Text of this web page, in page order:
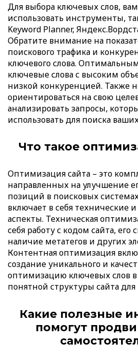
Для выбора ключевых слов,
использовать инструменты,
Keyword Planner,
Обратите внимание на
поискового трафика и
ключевого слова.
ключевые слова с высоким
низкой конкуренцией. Также
ориентироваться на свою
анализировать запросы,
использовать для поиска
Что такое
Оптимизация сайта – это
направленных на улучшение
позиций в поисковых
включает в себя технические
аспекты. Техническая
себя работу с кодом сайта, его
наличие метатегов и других
Контентная оптимизация
создание уникального и
оптимизацию ключевых слов в
понятной структуры сайта
Какие полезные
помогут